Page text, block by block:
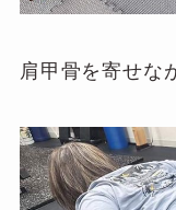
肩甲骨を寄せな